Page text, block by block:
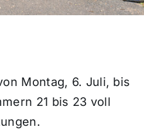
Montag, 6. Juli, bis
21 bis 23 voll